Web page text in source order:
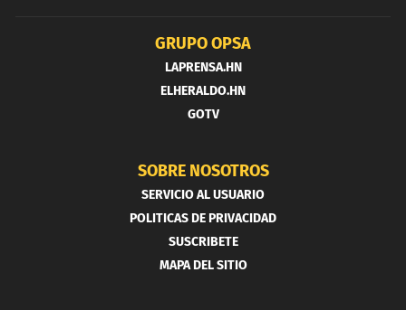
GRUPO OPSA
LAPRENSA.HN
ELHERALDO.HN
GOTV
SOBRE NOSOTROS
SERVICIO AL USUARIO
POLITICAS DE PRIVACIDAD
SUSCRIBETE
MAPA DEL SITIO